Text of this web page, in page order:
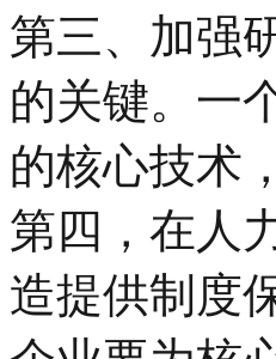
第三、加强
的关键。一
的核心技术
第四，在人
造提供制度